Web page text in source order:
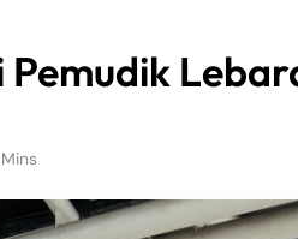
Pemudik